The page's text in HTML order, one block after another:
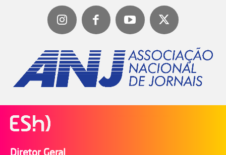
Diretor Geral